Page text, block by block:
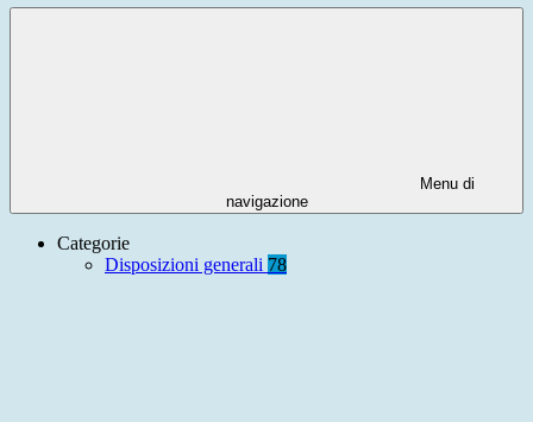
Menu di
navigazione
Categorie
Disposizioni generali 78